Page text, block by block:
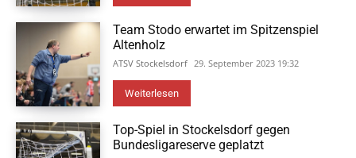
Team Stodo erwartet im Spitzenspiel
Altenholz
ATSV Stockelsdorf 29. September 2023 19:32
Weiterlesen
Top-Spiel in Stockelsdorf gegen
Bundesligareserve geplatzt